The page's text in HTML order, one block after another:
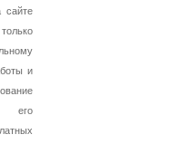
сайте
и
его